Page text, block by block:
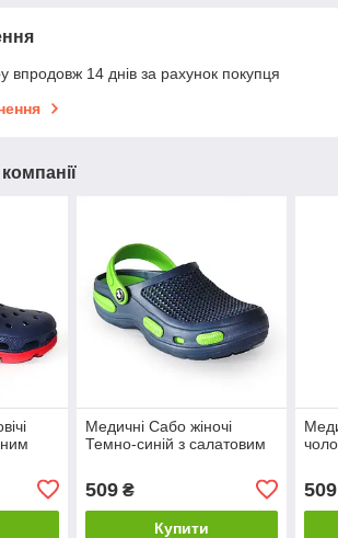
впродовж 14 днів за рахунок покупця
Медичні Сабо жіночі
Темно-синій з салатовим
509₴
Купити
509